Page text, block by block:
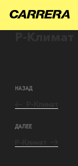
НАЗАД
ДАЛЕЕ